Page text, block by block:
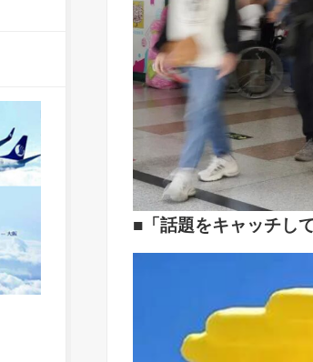
■「話題をキャッチし